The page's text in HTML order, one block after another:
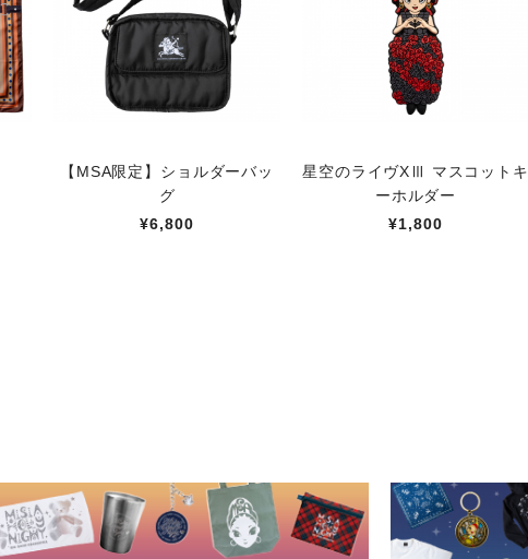
【MSA限定】ショルダーバッ
グ
¥6,800
星空のライヴXⅢ マスコットキ
ーホルダー
¥1,800